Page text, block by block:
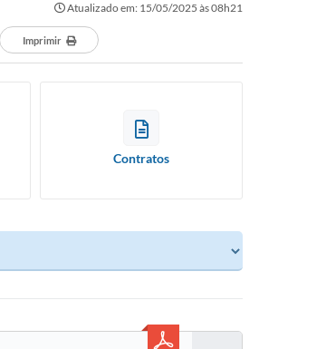
Atualizado em: 15/05/2025 às 08h21
Imprimir
Contratos